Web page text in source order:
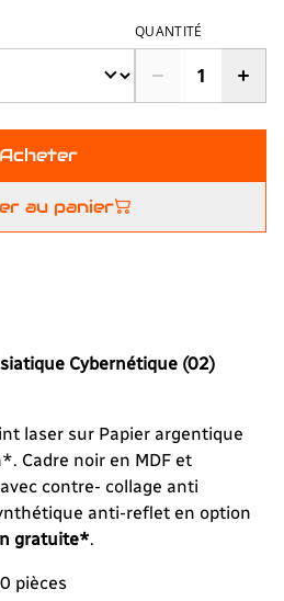
QUANTITÉ
Acheter
au panier
Cybernétique (02)
laser sur Papier argentique
Cadre noir en MDF et
contre- collage anti
anti-reflet en option
gratuite*.
pièces